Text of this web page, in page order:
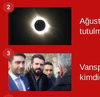
2
3